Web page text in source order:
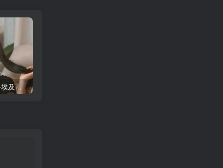
蠢沫沫 大巴车+健身环+埃及喵COS写真合集